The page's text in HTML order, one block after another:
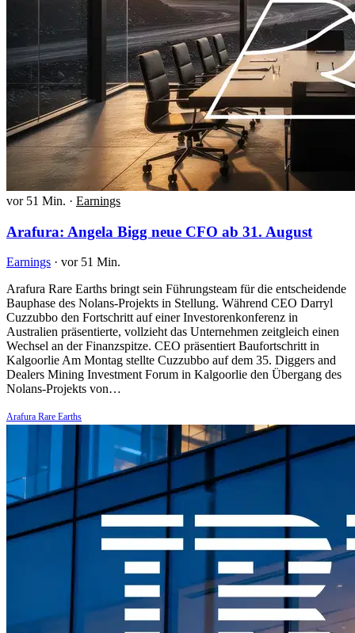
vor 51 Min. · Earnings
Arafura: Angela Bigg neue CFO ab 31. August
Earnings · vor 51 Min.
Arafura Rare Earths bringt sein Führungsteam für die entscheidende
Bauphase des Nolans-Projekts in Stellung. Während CEO Darryl
Cuzzubbo den Fortschritt auf einer Investorenkonferenz in
Australien präsentierte, vollzieht das Unternehmen zeitgleich einen
Wechsel an der Finanzspitze. CEO präsentiert Baufortschritt in
Kalgoorlie Am Montag stellte Cuzzubbo auf dem 35. Diggers and
Dealers Mining Investment Forum in Kalgoorlie den Übergang des
Nolans-Projekts von…
Arafura Rare Earths